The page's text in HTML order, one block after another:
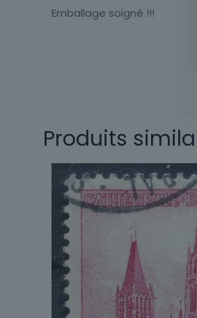
Emballage soigné !!!
Produits